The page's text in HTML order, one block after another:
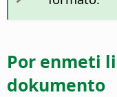
Por enmeti
dokumento